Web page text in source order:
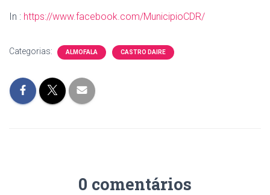
In : https://www.facebook.com/MunicipioCDR/
Categorias: ALMOFALA CASTRO DAIRE
0 comentários